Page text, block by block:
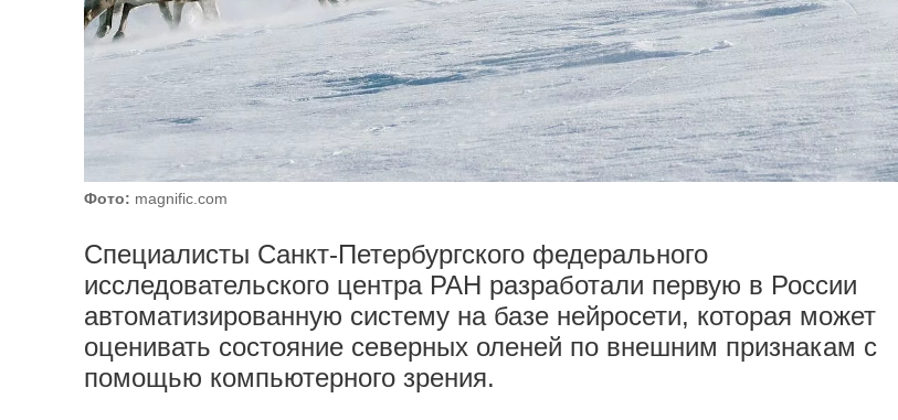
Фото: magnific.com
Специалисты Санкт-Петербургского федерального
исследовательского центра РАН разработали первую в России
автоматизированную систему на базе нейросети, которая может
оценивать состояние северных оленей по внешним признакам с
помощью компьютерного зрения.